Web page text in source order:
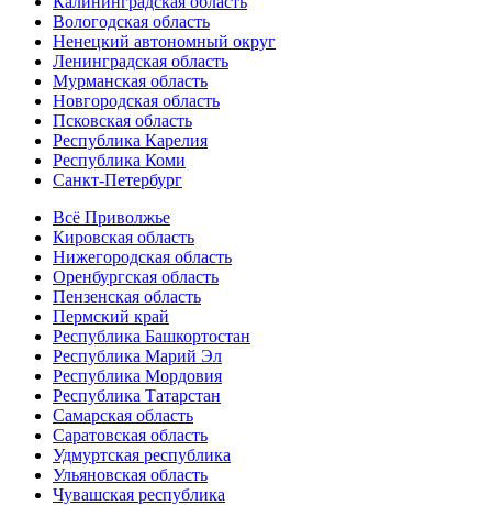
Вологодская область
Ненецкий автономный округ
Ленинградская область
Мурманская область
Новгородская область
Псковская область
Республика Карелия
Республика Коми
Санкт-Петербург
Всё Приволжье
Кировская область
Нижегородская область
Оренбургская область
Пензенская область
Пермский край
Республика Башкортостан
Республика Марий Эл
Республика Мордовия
Республика Татарстан
Самарская область
Саратовская область
Удмуртская республика
Ульяновская область
Чувашская республика